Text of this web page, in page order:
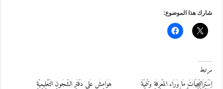
شارك هذا الموضوع:
مرتبط
اِسْتِرَاتِيْجِيَّاتُ مَا وَرَاء المَعْرِفَةِ وتَنْمِيَّةُ
هَوَامِشٌ عَلى دَفْتَرِ الشُّجُونِ التَّعْلِيمِيَّةِ